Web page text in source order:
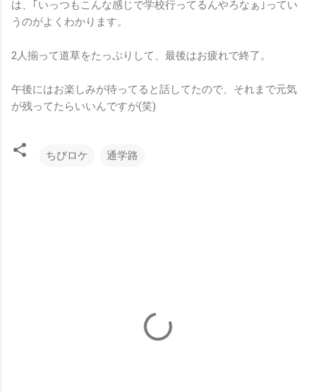
は、｢いっつもこんな感じで学校行ってるんやろなぁ｣ってい
うのがよくわかります。
2人揃って道草をたっぷりして、最後はお疲れで終了。
午後にはお楽しみが待ってると話してたので、それまで元気
が残ってたらいいんですが(笑)
ちびロケ 通学路